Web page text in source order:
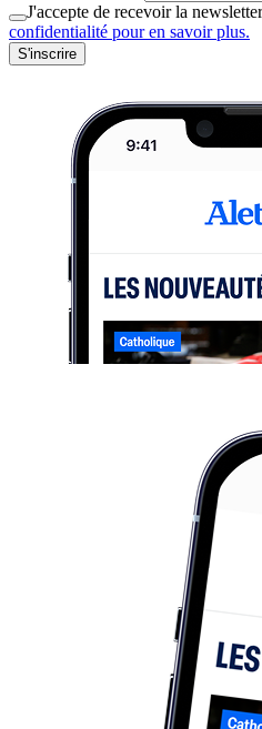
J'accepte de recevoir la
confidentialité pour en savoir plus.
S'inscrire